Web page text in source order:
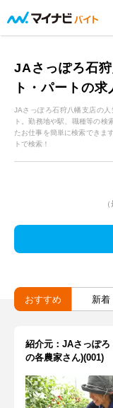
JAさっぽろ石
ト・パートの求
JAさっぽろ石狩八幡支店の
ト。勤務地や駅、職種等の検
たお仕事を簡単に検索できま
トで検索！
おすすめ 新着
紹介元：JAさっぽ
の各農家さん)(001)